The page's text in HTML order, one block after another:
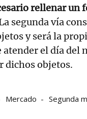
rellenar
segunda vía
y será la
atender el día del
dichos objetos.
Mercado Segunda